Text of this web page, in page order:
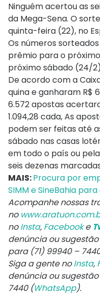
Ninguém acertou as
da Mega-Sena. O
quinta-feira (22), no
Os números
prêmio para o
próximo sábado (24/
De acordo com a
quina e ganharam R$
6.572 apostas
1.094,28 cada, As
podem ser feitas até
sábado nas casas
em todo o país ou
seis dezenas
MAIS:Procura por
SIMM e SineBahia
Acompanhe nossas
no
noInsta, Facebooke
denúncia ou
para (71) 99940 –
Siga a gente noInsta,
denúncia ou
7440 (WhatsApp).